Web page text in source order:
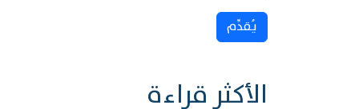
يُقدِّم
الأكثر قراءة